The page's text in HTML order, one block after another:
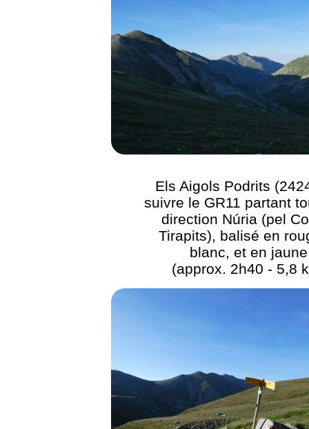
Els Aigols Podrits
suivre le GR11 partant
direction Núria (pel
Tirapits), balisé en
blanc, et en jaune
(approx. 2h40 - 5,8